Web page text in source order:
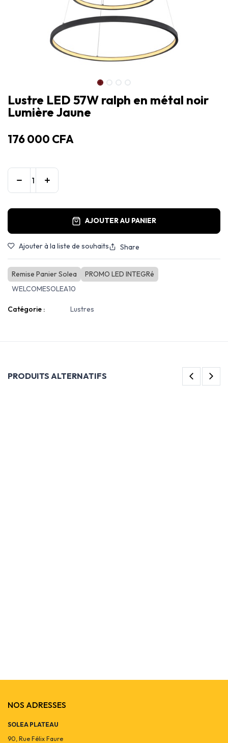
Lustre LED 57W ralph en métal noir
Lumière Jaune
176 000 CFA
AJOUTER AU PANIER
Ajouter à la liste de souhaits Share
Remise Panier Solea
PROMO LED INTEGRé
WELCOMESOLEA10
Catégorie : Lustres
PRODUITS ALTERNATIFS
NOS ADRESSES
SOLEA PLATEAU
90, Rue Félix Faure